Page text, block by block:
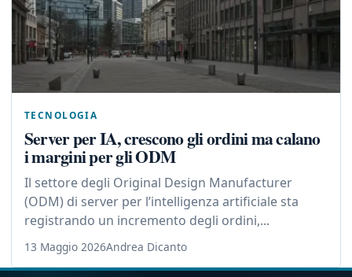
TECNOLOGIA
Server per IA, crescono gli ordini ma calano
i margini per gli ODM
Il settore degli Original Design Manufacturer
(ODM) di server per l’intelligenza artificiale sta
registrando un incremento degli ordini,...
13 Maggio 2026Andrea Dicanto